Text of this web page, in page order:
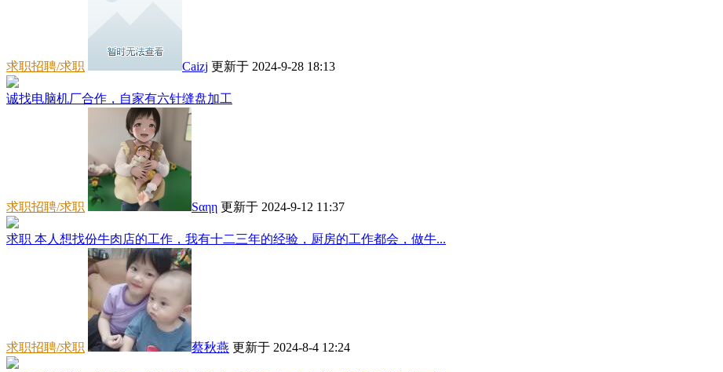
求职招聘/求职 Caizj 更新于 2024-9-28 18:13
诚找电脑机厂合作，自家有六针缝盘加工
求职招聘/求职 Sαηη 更新于 2024-9-12 11:37
求职 本人想找份牛肉店的工作，我有十二三年的经验，厨房的工作都会，做牛...
求职招聘/求职 蔡秋燕 更新于 2024-8-4 12:24